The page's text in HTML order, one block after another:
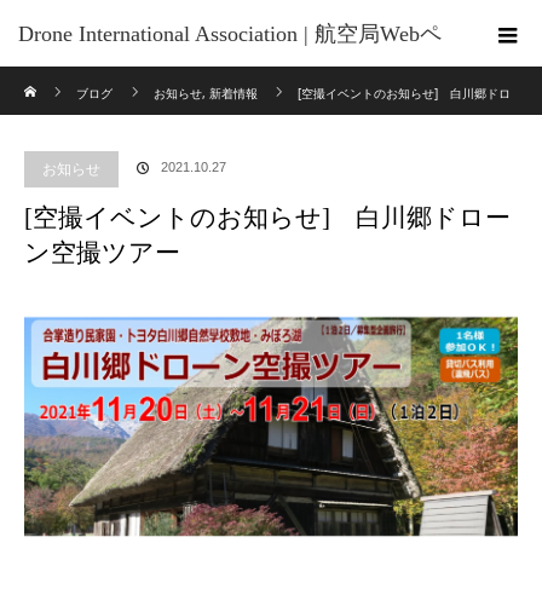
Drone International Association | 航空局Webペ
ージの 「無人航空機の講習団体及び管理団
体一覧」 に掲載されています
ブログ
お知らせ, 新着情報 [空撮イベントのお知らせ] 白川郷ドロ
お知らせ 2021.10.27
[空撮イベントのお知らせ] 白川郷ドロー
ン空撮ツアー